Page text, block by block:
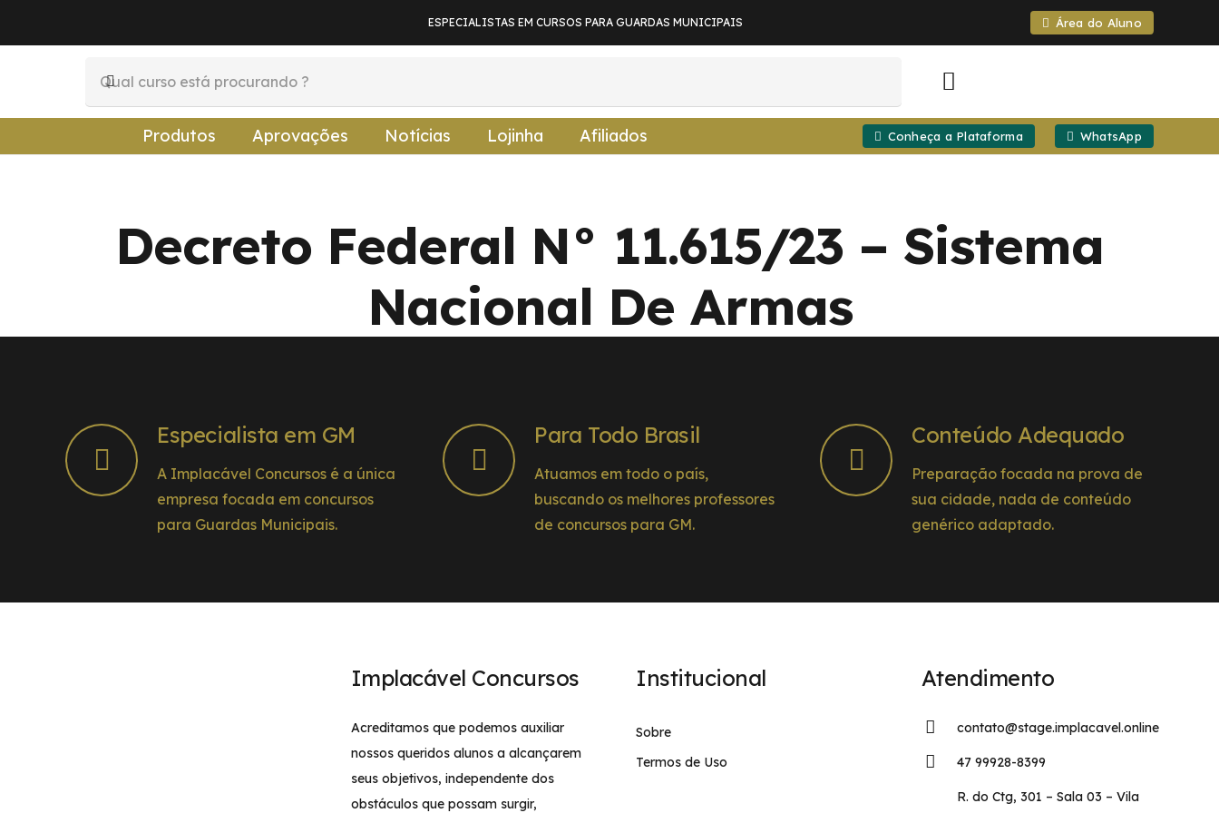
ESPECIALISTAS EM CURSOS PARA GUARDAS MUNICIPAIS Área do Aluno
Produtos Aprovações Notícias Lojinha Afiliados Conheça a Plataforma WhatsApp
Decreto Federal N° 11.615/23 – Sistema
Nacional De Armas
Especialista em GM
A Implacável Concursos é a única
empresa focada em concursos
para Guardas Municipais.
Para Todo Brasil
Atuamos em todo o país,
buscando os melhores professores
de concursos para GM.
Conteúdo Adequado
Preparação focada na prova de
sua cidade, nada de conteúdo
genérico adaptado.
Implacável Concursos
Acreditamos que podemos auxiliar
nossos queridos alunos a alcançarem
seus objetivos, independente dos
obstáculos que possam surgir,
Institucional
Sobre
Termos de Uso
Atendimento
contato@stage.implacavel.online
47 99928-8399
R. do Ctg, 301 – Sala 03 – Vila